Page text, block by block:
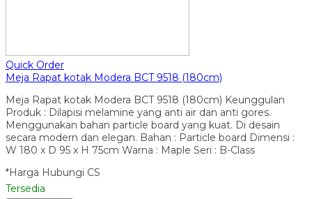
Quick Order
Meja Rapat kotak Modera BCT 9518 (180cm)
Meja Rapat kotak Modera BCT 9518 (180cm) Keunggulan
Produk : Dilapisi melamine yang anti air dan anti gores.
Menggunakan bahan particle board yang kuat. Di desain
secara modern dan elegan. Bahan : Particle board Dimensi :
W 180 x D 95 x H 75cm Warna : Maple Seri : B-Class
*Harga Hubungi CS
Tersedia